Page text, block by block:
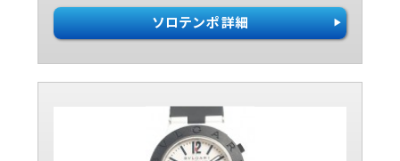
ソロテンポ 詳細